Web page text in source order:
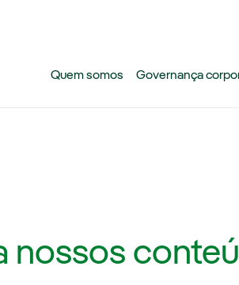
Quem somos Governança
nossos